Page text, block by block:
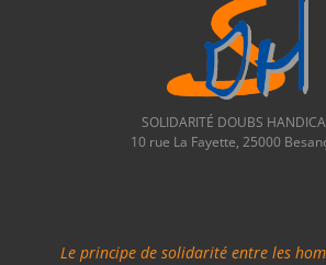
SOLIDARITÉ DOUBS
10 rue La Fayette, 25000
Le principe de solidarité entre les